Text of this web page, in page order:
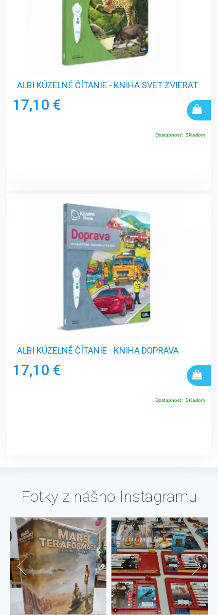
ALBI KÚZELNÉ ČÍTANIE - KNIHA SVET ZVIERAT
17,10 €
Dostupnosť: Skladom
ALBI KÚZELNÉ ČÍTANIE - KNIHA DOPRAVA
17,10 €
Dostupnosť: Skladom
Fotky z nášho Instagramu